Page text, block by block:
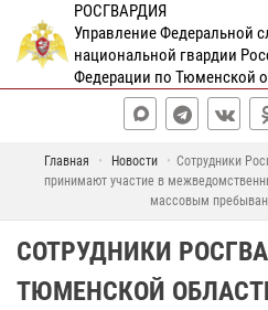
РОСГВАРДИЯ
Управление Федеральной
национальной гвардии
Федерации по Тюменской
Главная Новости
Сотрудники
принимают участие в
массовым
СОТРУДНИКИ
ТЮМЕНСКОЙ